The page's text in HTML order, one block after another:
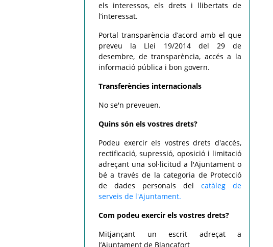
els interessos, els drets i llibertats de
l’interessat.
Portal transparència d’acord amb el que
preveu la Llei 19/2014 del 29 de
desembre, de transparència, accés a la
informació pública i bon govern.
Transferències internacionals
No se'n preveuen.
Quins són els vostres drets?
Podeu exercir els vostres drets d'accés,
rectificació, supressió, oposició i limitació
adreçant una sol·licitud a l'Ajuntament o
bé a través de la categoria de Protecció
de dades personals del catàleg de
serveis de l'Ajuntament.
Com podeu exercir els vostres drets?
Mitjançant un escrit adreçat a
l’Ajuntament de Blancafort